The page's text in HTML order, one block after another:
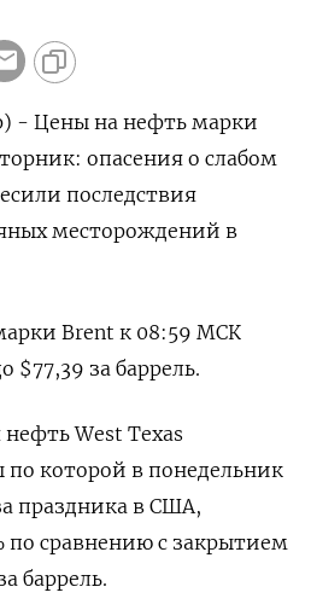
- Цены на нефть марки
опасения о слабом
последствия
месторождений в
Brent к 08:59 МСК
$77,39 за баррель.
West Texas
по которой в понедельник
праздника в США,
по сравнению с закрытием
баррель.